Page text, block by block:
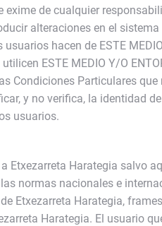
de cualquier
alteraciones en el
hacen de ESTE
ESTE MEDIO Y/O
Condiciones Particulares
y no verifica, la identidad
usuarios.
Etxezarreta Harategia salvo
normas nacionales e
Etxezarreta Harategia,
Harategia. El usuario